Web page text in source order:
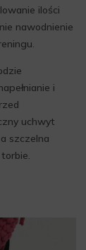
ilości
nawodnienie
i
uchwyt
szczelna